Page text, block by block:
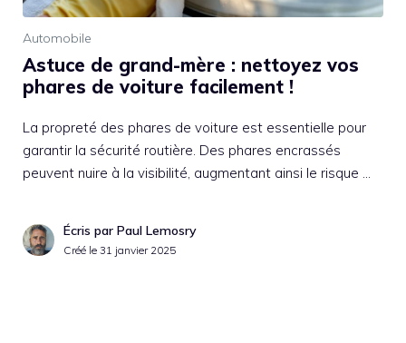
Automobile
Astuce de grand-mère : nettoyez vos
phares de voiture facilement !
La propreté des phares de voiture est essentielle pour
garantir la sécurité routière. Des phares encrassés
peuvent nuire à la visibilité, augmentant ainsi le risque …
Écris par Paul Lemosry
Créé le 31 janvier 2025